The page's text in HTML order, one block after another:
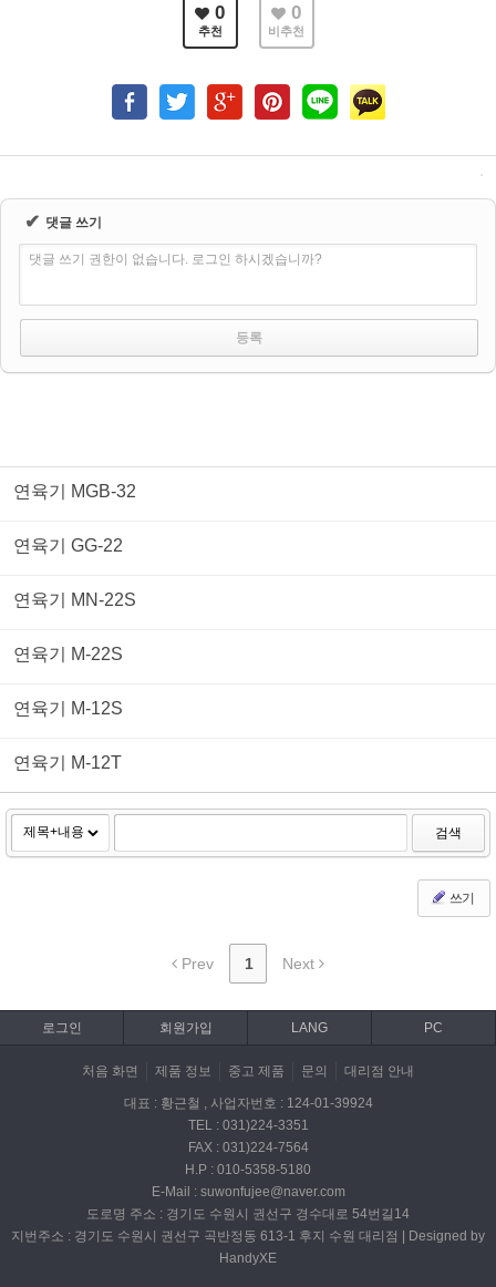
0
추천
0
비추천
✔ 댓글 쓰기
댓글 쓰기 권한이 없습니다. 로그인 하시겠습니까?
연육기 MGB-32
연육기 GG-22
연육기 MN-22S
연육기 M-22S
연육기 M-12S
연육기 M-12T
검색
쓰기
Prev 1 Next
로그인 회원가입 LANG PC
처음 화면 제품 정보 중고 제품 문의 대리점 안내
대표 : 황근철 , 사업자번호 : 124-01-39924
TEL : 031)224-3351
FAX : 031)224-7564
H.P : 010-5358-5180
E-Mail : suwonfujee@naver.com
도로명 주소 : 경기도 수원시 권선구 경수대로 54번길14
지번주소 : 경기도 수원시 권선구 곡반정동 613-1 후지 수원 대리점 | Designed by
HandyXE